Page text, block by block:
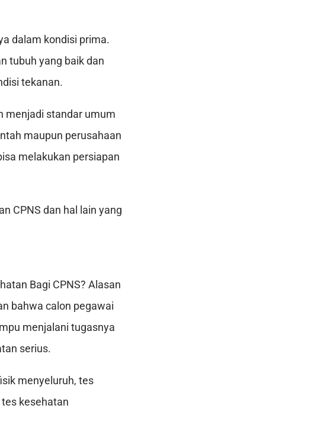
dalam kondisi prima.
tubuh yang baik dan
tekanan.
menjadi standar umum
maupun perusahaan
melakukan persiapan
CPNS dan hal lain yang
Bagi CPNS? Alasan
bahwa calon pegawai
menjalani tugasnya
serius.
menyeluruh, tes
kesehatan